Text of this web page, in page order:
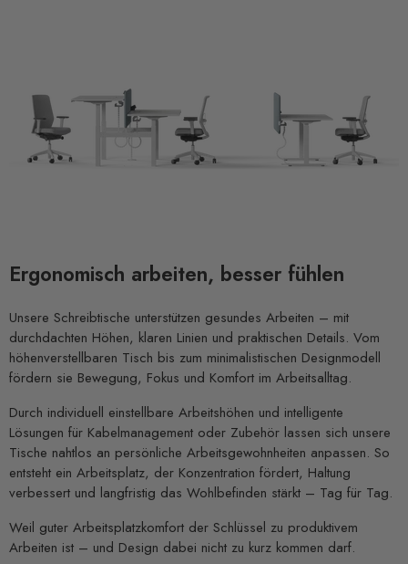
Ergonomisch arbeiten, besser fühlen
Unsere Schreibtische unterstützen gesundes Arbeiten – mit
durchdachten Höhen, klaren Linien und praktischen Details. Vom
höhenverstellbaren Tisch bis zum minimalistischen Designmodell
fördern sie Bewegung, Fokus und Komfort im Arbeitsalltag.
Durch individuell einstellbare Arbeitshöhen und intelligente
Lösungen für Kabelmanagement oder Zubehör lassen sich unsere
Tische nahtlos an persönliche Arbeitsgewohnheiten anpassen. So
entsteht ein Arbeitsplatz, der Konzentration fördert, Haltung
verbessert und langfristig das Wohlbefinden stärkt – Tag für Tag.
Weil guter Arbeitsplatzkomfort der Schlüssel zu produktivem
Arbeiten ist – und Design dabei nicht zu kurz kommen darf.